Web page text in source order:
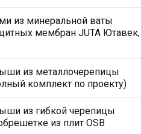
из минеральной ваты
мембран JUTA Ютавек,
из металлочерепицы
комплект по проекту)
из гибкой черепицы
из плит OSB